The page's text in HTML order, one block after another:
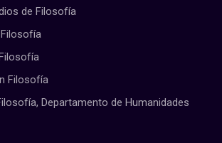
de Filosofía
Filosofía
Departamento de Humanidades